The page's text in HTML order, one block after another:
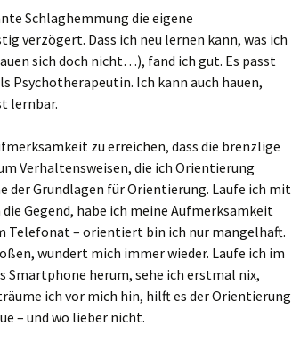
Schlaghemmung die eigene
verzögert. Dass ich neu lernen kann, was ich
sich doch nicht…), fand ich gut. Es passt
Psychotherapeutin. Ich kann auch hauen,
lernbar.
zu erreichen, dass die brenzlige
Verhaltensweisen, die ich Orientierung
Grundlagen für Orientierung. Laufe ich mit
Gegend, habe ich meine Aufmerksamkeit
Telefonat – orientiert bin ich nur mangelhaft.
wundert mich immer wieder. Laufe ich im
herum, sehe ich erstmal nix,
ich vor mich hin, hilft es der Orientierung
– und wo lieber nicht.